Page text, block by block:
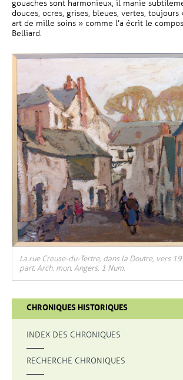
gouaches sont harmonieux, il manie
douces, ocres, grises, bleues, vertes, toujours
art de mille soins » comme l’a écrit le
Belliard.
La rue Creuse-du-Tertre, dans la Doutre, vers
part. Arch. mun. Angers, 1 Num.
CHRONIQUES HISTORIQUES
INDEX DES CHRONIQUES
RECHERCHE CHRONIQUES , OUVRE UNE